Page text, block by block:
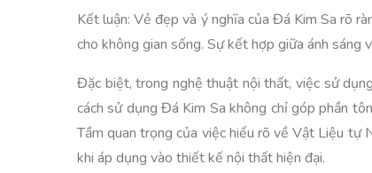
Kết luận: Vẻ đẹp và ý nghĩa của Đá Kim Sa rõ
cho không gian sống. Sự kết hợp giữa ánh
Đặc biệt, trong nghệ thuật nội thất, việc sử
cách sử dụng Đá Kim Sa không chỉ góp phần
Tầm quan trọng của việc hiểu rõ về Vật Liệu tự
khi áp dụng vào thiết kế nội thất hiện đại.